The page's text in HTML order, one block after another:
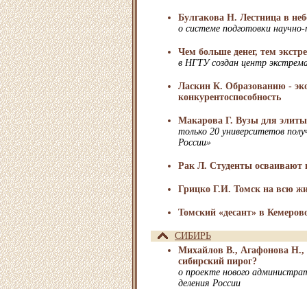
Булгакова Н. Лестница в
о системе подготовки научно-
Чем больше денег, тем
в НГТУ создан центр
Ласкин К. Образованию -
конкурентоспособность
Макарова Г. Вузы для
только 20 университетов
России»
Рак Л. Студенты осваивают
Грицко Г.И. Томск на всю
Томский «десант» в
СИБИРЬ
Михайлов В., Агафонова Н.,
сибирский пирог?
о проекте нового
деления России